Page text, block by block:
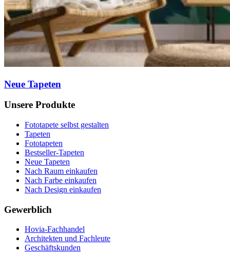
Neue Tapeten
Unsere Produkte
Fototapete selbst gestalten
Tapeten
Fototapeten
Bestseller-Tapeten
Neue Tapeten
Nach Raum einkaufen
Nach Farbe einkaufen
Nach Design einkaufen
Gewerblich
Hovia-Fachhandel
Architekten und Fachleute
Geschäftskunden